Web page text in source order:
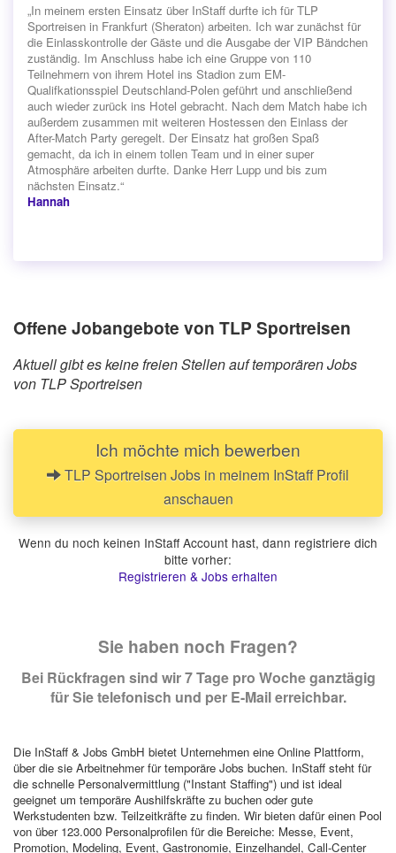
„In meinem ersten Einsatz über InStaff durfte ich für TLP
Sportreisen in Frankfurt (Sheraton) arbeiten. Ich war zunächst für
die Einlasskontrolle der Gäste und die Ausgabe der VIP Bändchen
zuständig. Im Anschluss habe ich eine Gruppe von 110
Teilnehmern von ihrem Hotel ins Stadion zum EM-
Qualifkationsspiel Deutschland-Polen geführt und anschließend
auch wieder zurück ins Hotel gebracht. Nach dem Match habe ich
außerdem zusammen mit weiteren Hostessen den Einlass der
After-Match Party geregelt. Der Einsatz hat großen Spaß
gemacht, da ich in einem tollen Team und in einer super
Atmosphäre arbeiten durfte. Danke Herr Lupp und bis zum
nächsten Einsatz.“
Hannah
Offene Jobangebote von TLP Sportreisen
Aktuell gibt es keine freien Stellen auf temporären Jobs
von TLP Sportreisen
Ich möchte mich bewerben
TLP Sportreisen Jobs in meinem InStaff Profil
anschauen
Wenn du noch keinen InStaff Account hast, dann registriere dich
bitte vorher:
Registrieren & Jobs erhalten
Sie haben noch Fragen?
Bei Rückfragen sind wir 7 Tage pro Woche ganztägig
für Sie telefonisch und per E-Mail erreichbar.
Die InStaff & Jobs GmbH bietet Unternehmen eine Online Plattform,
über die sie Arbeitnehmer für temporäre Jobs buchen. InStaff steht für
die schnelle Personalvermittlung ("Instant Staffing") und ist ideal
geeignet um temporäre Aushilfskräfte zu buchen oder gute
Werkstudenten bzw. Teilzeitkräfte zu finden. Wir bieten dafür einen Pool
von über 123.000 Personalprofilen für die Bereiche: Messe, Event,
Promotion, Modeling, Event, Gastronomie, Einzelhandel, Call-Center